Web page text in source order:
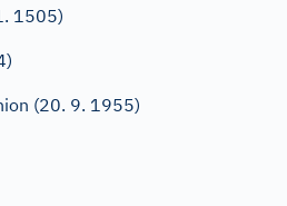
1505)
(20. 9. 1955)